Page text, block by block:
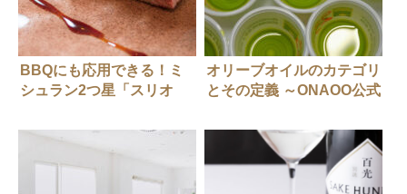
BBQにも応用できる！ミ
シュラン2つ星「スリオ
剖
オリーブオイルのカテゴリ
とその定義 ～ONAOO公式
ーブオイルを識って料理に
活かす 第11回～